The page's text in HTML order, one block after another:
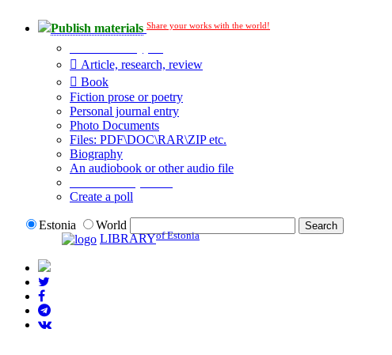
Publish materials Share your works with the world!
Article, research, review
Book
Fiction prose or poetry
Personal journal entry
Photo Documents
Files: PDF\DOC\RAR\ZIP etc.
Biography
An audiobook or other audio file
Create a poll
Estonia
World
LIBRARYof Estonia